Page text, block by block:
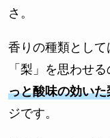
さ。
香りの種類とし
「梨」を思わせる
っと酸味の効い
ジです。